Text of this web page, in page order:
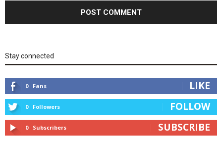
Stay connected
0 Fans LIKE
0 Followers FOLLOW
0 Subscribers SUBSCRIBE